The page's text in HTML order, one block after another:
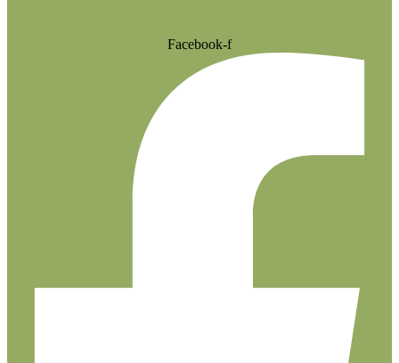
Facebook-f